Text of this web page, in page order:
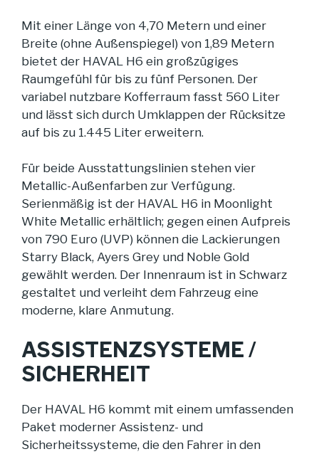
Mit einer Länge von 4,70 Metern und einer
Breite (ohne Außenspiegel) von 1,89 Metern
bietet der HAVAL H6 ein großzügiges
Raumgefühl für bis zu fünf Personen. Der
variabel nutzbare Kofferraum fasst 560 Liter
und lässt sich durch Umklappen der Rücksitze
auf bis zu 1.445 Liter erweitern.
Für beide Ausstattungslinien stehen vier
Metallic-Außenfarben zur Verfügung.
Serienmäßig ist der HAVAL H6 in Moonlight
White Metallic erhältlich; gegen einen Aufpreis
von 790 Euro (UVP) können die Lackierungen
Starry Black, Ayers Grey und Noble Gold
gewählt werden. Der Innenraum ist in Schwarz
gestaltet und verleiht dem Fahrzeug eine
moderne, klare Anmutung.
ASSISTENZSYSTEME /
SICHERHEIT
Der HAVAL H6 kommt mit einem umfassenden
Paket moderner Assistenz- und
Sicherheitssysteme, die den Fahrer in den